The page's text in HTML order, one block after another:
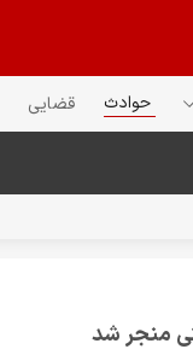
حوادث قضایی